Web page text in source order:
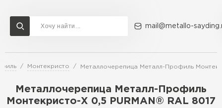
mail@metallo-
Монтекристо Металлочерепица Металл-Профиль
Металлочерепица Металл-Профиль
Монтекристо-X 0,5 PURMAN® RAL 8017
Доставка и оплата Акции О компании Контакты
Перейти в каталог